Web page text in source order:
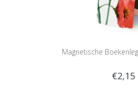
Magnetische
€2,15